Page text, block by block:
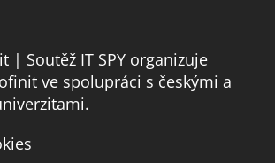
| Soutěž IT SPY organizuje
ve spolupráci s českými a